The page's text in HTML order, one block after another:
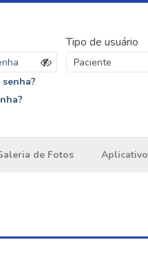
senha?
Tipo de usuário
de Fotos Aplicativo